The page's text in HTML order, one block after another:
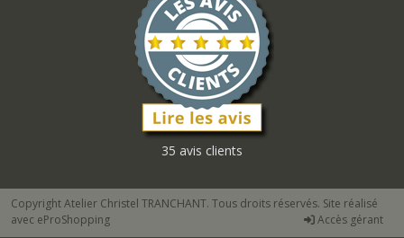
35 avis clients
Copyright Atelier Christel TRANCHANT. Tous droits réservés. Site réalisé
avec eProShopping Accès gérant